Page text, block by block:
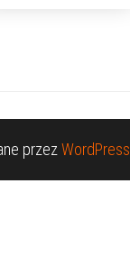
przezWordPress